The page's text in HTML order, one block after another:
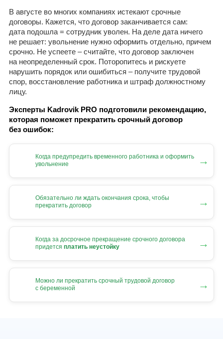
В августе во многих компаниях истекают срочные
договоры. Кажется, что договор заканчивается сам:
дата подошла = сотрудник уволен. На деле дата ничего
не решает: увольнение нужно оформить отдельно, причем
срочно. Не успеете – считайте, что договор заключен
на неопределенный срок. Поторопитесь и рискуете
нарушить порядок или ошибиться – получите трудовой
спор, восстановление работника и штраф должностному
лицу.
Эксперты Kadrovik PRO подготовили рекомендацию,
которая поможет прекратить срочный договор
без ошибок:
Когда предупредить временного работника и оформить
увольнение
→
Обязательно ли ждать окончания срока, чтобы
прекратить договор
→
Когда за досрочное прекращение срочного договора
придется платить неустойку →
Можно ли прекратить срочный трудовой договор
с беременной
→